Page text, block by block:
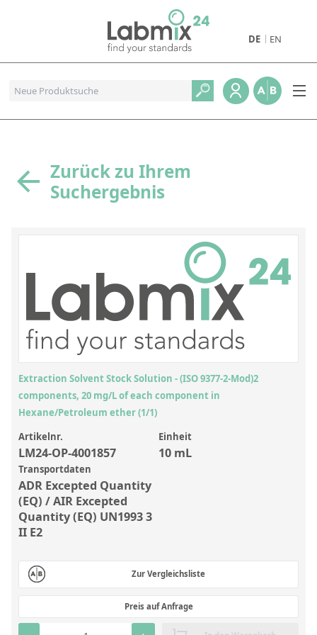
DE EN
Referenzstandards für die Industrie und Geologie
Referenzstandards für die Umweltanalytik
Referenzstandards für physikalische Eigenschaften
Organische Referenzstandards
Anorganische Referenzstandards
Laborvergleichsuntersuchungen (LVU/PT)
Sonstige Standards
Custom-Made
Übersicht: Kundenspezifische Standards
Anorganische wässrige Kundenmischungen
Organische Analyten | Rückstandsanalytik
Metallstandards | Setting Up Samples (SUS)
Kundenspezifische Polymerstandards
Pharmazeutische und organische Kundensynthesen
Zurück zu Ihrem
Suchergebnis
Extraction Solvent Stock Solution - (ISO 9377-2-Mod)2
components, 20 mg/L of each component in
Hexane/Petroleum ether (1/1)
Artikelnr.
LM24-OP-4001857
Einheit
10 mL
Transportdaten
ADR Excepted Quantity
(EQ) / AIR Excepted
Quantity (EQ) UN1993 3
II E2
Zur Vergleichsliste
Preis auf Anfrage